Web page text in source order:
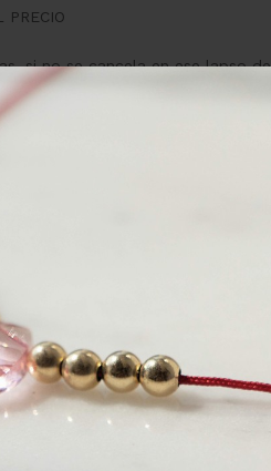
PRECIO
si no se cancela en ese lapso
el pedido una vez realizado,
realizado el pedido. Si no se
es el tipo de cambio de
tipo de cambio puede variar
EN LOS PEDIDOS
proveedora realizará ofertas
Toda aceptación de oferta
en este sitio, la confirmación